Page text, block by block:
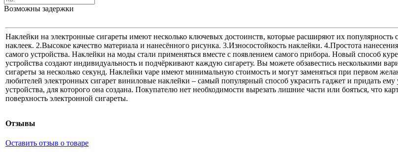
Возможны задержки
Наклейки на электронные сигареты имеют несколько ключевых достоинств, которые расширяют их популярность
наклеек. 2.Высокое качество материала и нанесённого рисунка. 3.Износостойкость наклейки. 4.Простота
самого устройства. Наклейки на моды стали применяться вместе с появлением самого прибора. Новый способ
устройства создают индивидуальность и подчёркивают каждую сигарету. Вы можете обзавестись несколькими
сигареты за несколько секунд. Наклейки vape имеют минимальную стоимость и могут заменяться при первом
любителей электронных сигарет виниловые наклейки – самый популярный способ украсить гаджет и придать ему
устройства, для которого она создана. Покупателю нет необходимости вырезать лишние части или бояться, что
поверхность электронной сигареты.
Отзывы
Оставить отзыв о товаре